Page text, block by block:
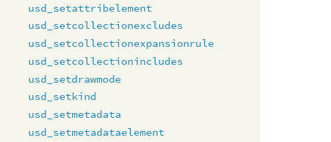
usd_setattribelement
usd_setcollectionexcludes
usd_setcollectionexpansionrule
usd_setcollectionincludes
usd_setdrawmode
usd_setkind
usd_setmetadata
usd_setmetadataelement